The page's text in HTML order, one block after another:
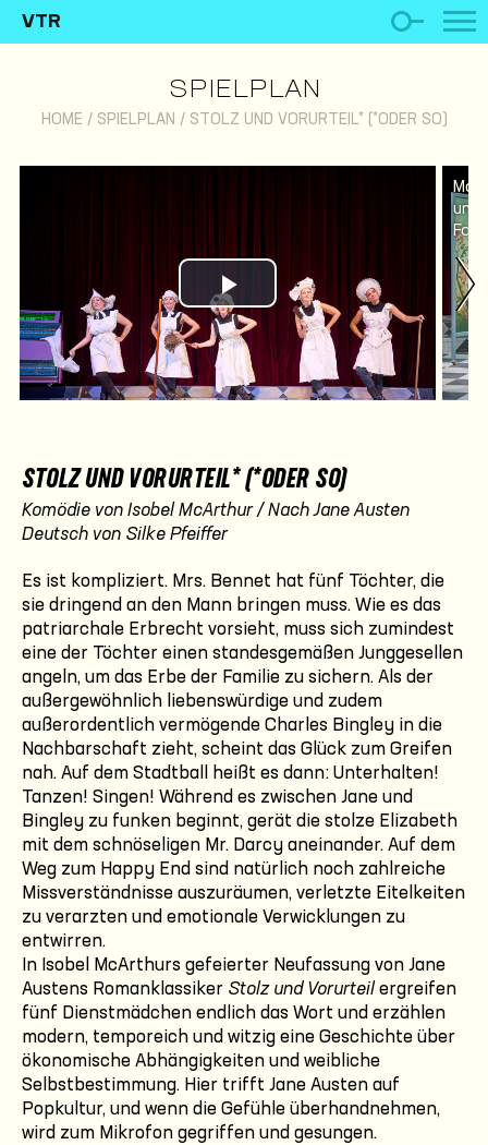
VTR
SPIELPLAN
HOME / SPIELPLAN / STOLZ UND VORURTEIL* (*ODER SO)
Play Video
und
STOLZ UND VORURTEIL* (*ODER SO)
Komödie von Isobel McArthur / Nach Jane Austen
Deutsch von Silke Pfeiffer
Es ist kompliziert. Mrs. Bennet hat fünf Töchter, die
sie dringend an den Mann bringen muss. Wie es das
patriarchale Erbrecht vorsieht, muss sich zumindest
eine der Töchter einen standesgemäßen Junggesellen
angeln, um das Erbe der Familie zu sichern. Als der
außergewöhnlich liebenswürdige und zudem
außerordentlich vermögende Charles Bingley in die
Nachbarschaft zieht, scheint das Glück zum Greifen
nah. Auf dem Stadtball heißt es dann: Unterhalten!
Tanzen! Singen! Während es zwischen Jane und
Bingley zu funken beginnt, gerät die stolze Elizabeth
mit dem schnöseligen Mr. Darcy aneinander. Auf dem
Weg zum Happy End sind natürlich noch zahlreiche
Missverständnisse auszuräumen, verletzte Eitelkeiten
zu verarzten und emotionale Verwicklungen zu
entwirren.
In Isobel McArthurs gefeierter Neufassung von Jane
Austens Romanklassiker Stolz und Vorurteil ergreifen
fünf Dienstmädchen endlich das Wort und erzählen
modern, temporeich und witzig eine Geschichte über
ökonomische Abhängigkeiten und weibliche
Selbstbestimmung. Hier trifft Jane Austen auf
Popkultur, und wenn die Gefühle überhandnehmen,
wird zum Mikrofon gegriffen und gesungen.